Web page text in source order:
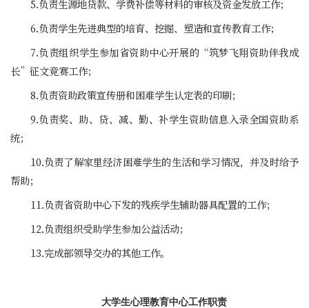
5.负责生源地贷款、学费补偿等材料的审核及资金发放工作；
6.负责学生先进典型的培育、挖掘、塑造和宣传教育工作；
7.负责组织学生参加省资助中心开展的“筑梦飞翔资助伴我成
长”征文竞赛工作；
8.负责资助政策宣传册和困难学生认定表的印刷；
9.负责奖、助、贷、减、勤、补学生资助信息入录全国资助系
统；
10.负责了解家里经济困难学生的生活和学习情况，并及时给予
帮助；
11.负责省资助中心下发的残疾学生辅助器具配置的工作；
12.负责组织受助学生参加公益活动；
13.完成部领导交办的其他工作。
大学生心理教育中心工作职责